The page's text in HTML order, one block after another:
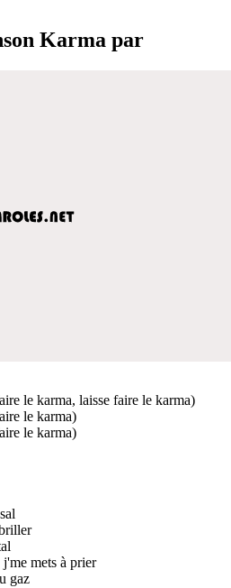
Karma par
le karma, laisse faire le karma)
le karma)
le karma)
mets à prier
gaz